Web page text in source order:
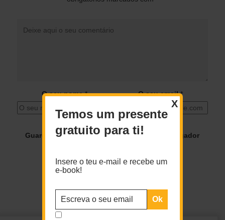
O seu nome * O seu email *
Guardar o meu nome, email e site neste navegador
Temos um presente
gratuito para ti!
Insere o teu e-mail e recebe um
e-book!
X